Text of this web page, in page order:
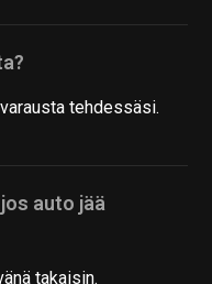
tehdessäsi.
auto jää
takaisin.